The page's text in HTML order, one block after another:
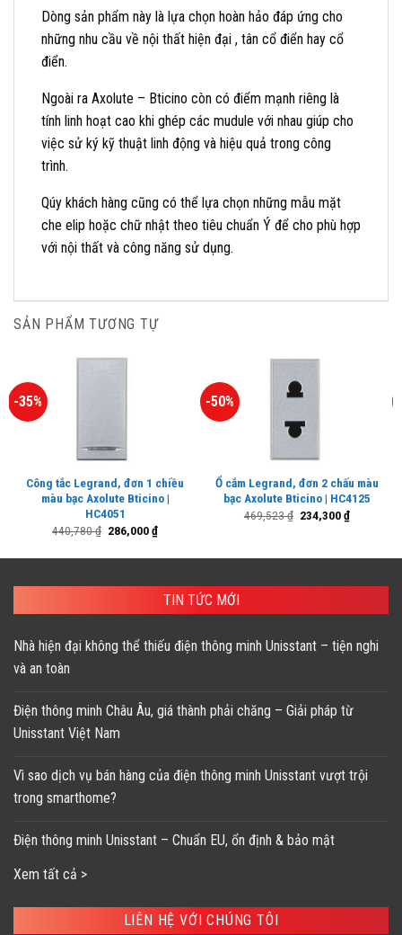
Dòng sản phẩm này là lựa chọn hoàn hảo đáp ứng cho
những nhu cầu về nội thất hiện đại , tân cổ điển hay cổ
điển.
Ngoài ra Axolute – Bticino còn có điểm mạnh riêng là
tính linh hoạt cao khi ghép các mudule với nhau giúp cho
việc sử ký kỹ thuật linh động và hiệu quả trong công
trình.
Qúy khách hàng cũng có thể lựa chọn những mẫu mặt
che elip hoặc chữ nhật theo tiêu chuẩn Ý để cho phù hợp
với nội thất và công năng sử dụng.
SẢN PHẨM TƯƠNG TỰ
-35%
Công tắc Legrand, đơn 1 chiều
màu bạc Axolute Bticino |
HC4051
440,780₫ Giá
286,000₫Giá
-50%
Ổ cắm Legrand, đơn 2 chấu màu
bạc Axolute Bticino | HC4125
469,523₫ Giá
234,300₫Giá
234,300 ₫.
TIN TỨC MỚI
Nhà hiện đại không thể thiếu điện thông minh Unisstant – tiện nghi
và an toàn
Điện thông minh Châu Âu, giá thành phải chăng – Giải pháp từ
Unisstant Việt Nam
Vì sao dịch vụ bán hàng của điện thông minh Unisstant vượt trội
trong smarthome?
Điện thông minh Unisstant – Chuẩn EU, ổn định & bảo mật
Xem tất cả >
LIÊN HỆ VỚI CHÚNG TÔI